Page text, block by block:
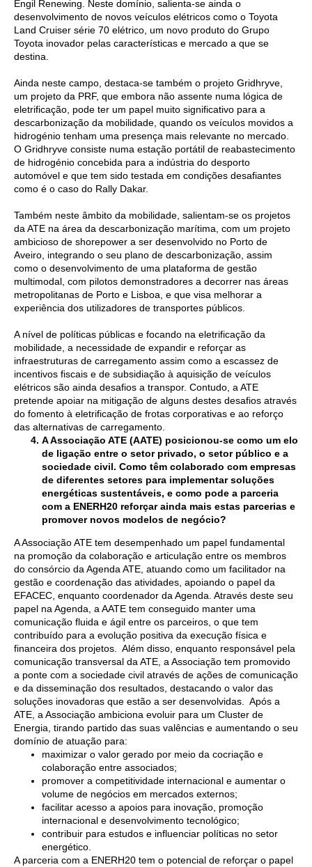
Engil Renewing. Neste domínio, salienta-se ainda o
desenvolvimento de novos veículos elétricos como o Toyota
Land Cruiser série 70 elétrico, um novo produto do Grupo
Toyota inovador pelas características e mercado a que se
destina.
Ainda neste campo, destaca-se também o projeto Gridhryve,
um projeto da PRF, que embora não assente numa lógica de
eletrificação, pode ter um papel muito significativo para a
descarbonização da mobilidade, quando os veículos movidos a
hidrogénio tenham uma presença mais relevante no mercado.
O Gridhryve consiste numa estação portátil de reabastecimento
de hidrogénio concebida para a indústria do desporto
automóvel e que tem sido testada em condições desafiantes
como é o caso do Rally Dakar.
Também neste âmbito da mobilidade, salientam-se os projetos
da ATE na área da descarbonização marítima, com um projeto
ambicioso de shorepower a ser desenvolvido no Porto de
Aveiro, integrando o seu plano de descarbonização, assim
como o desenvolvimento de uma plataforma de gestão
multimodal, com pilotos demonstradores a decorrer nas áreas
metropolitanas de Porto e Lisboa, e que visa melhorar a
experiência dos utilizadores de transportes públicos.
A nível de políticas públicas e focando na eletrificação da
mobilidade, a necessidade de expandir e reforçar as
infraestruturas de carregamento assim como a escassez de
incentivos fiscais e de subsidiação à aquisição de veículos
elétricos são ainda desafios a transpor. Contudo, a ATE
pretende apoiar na mitigação de alguns destes desafios através
do fomento à eletrificação de frotas corporativas e ao reforço
das alternativas de carregamento.
A Associação ATE (AATE) posicionou-se como um elo
de ligação entre o setor privado, o setor público e a
sociedade civil. Como têm colaborado com empresas
de diferentes setores para implementar soluções
energéticas sustentáveis, e como pode a parceria
com a ENERH20 reforçar ainda mais estas parcerias e
promover novos modelos de negócio?
A Associação ATE tem desempenhado um papel fundamental
na promoção da colaboração e articulação entre os membros
do consórcio da Agenda ATE, atuando como um facilitador na
gestão e coordenação das atividades, apoiando o papel da
EFACEC, enquanto coordenador da Agenda. Através deste seu
papel na Agenda, a AATE tem conseguido manter uma
comunicação fluida e ágil entre os parceiros, o que tem
contribuído para a evolução positiva da execução física e
financeira dos projetos. Além disso, enquanto responsável pela
comunicação transversal da ATE, a Associação tem promovido
a ponte com a sociedade civil através de ações de comunicação
e da disseminação dos resultados, destacando o valor das
soluções inovadoras que estão a ser desenvolvidas. Após a
ATE, a Associação ambiciona evoluir para um Cluster de
Energia, tirando partido das suas valências e aumentando o seu
domínio de atuação para:
maximizar o valor gerado por meio da cocriação e
colaboração entre associados;
promover a competitividade internacional e aumentar o
volume de negócios em mercados externos;
facilitar acesso a apoios para inovação, promoção
internacional e desenvolvimento tecnológico;
contribuir para estudos e influenciar políticas no setor
energético.
A parceria com a ENERH20 tem o potencial de reforçar o papel